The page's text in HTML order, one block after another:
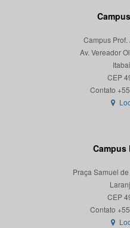
Campus
Av. Vereador
CEP
Campus
Praça Samuel
CEP